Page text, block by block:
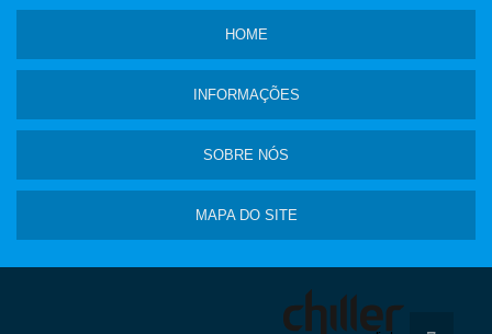
HOME
INFORMAÇÕES
SOBRE NÓS
MAPA DO SITE